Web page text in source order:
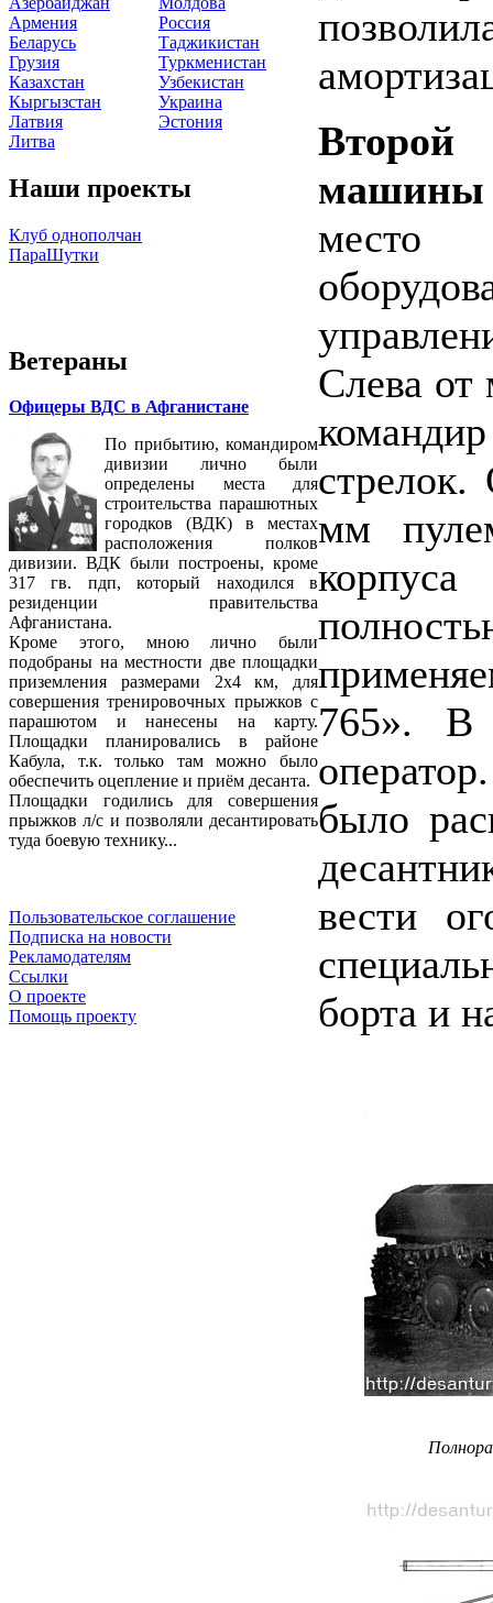
Армения
Беларусь
Грузия
Казахстан
Кыргызстан
Латвия
Литва
Россия
Таджикистан
Туркменистан
Узбекистан
Украина
Эстония
Наши проекты
Клуб однополчан
ПараШутки
Ветераны
Офицеры ВДС в Афганистане
По прибытию, командиром
дивизии лично были
определены места для
строительства парашютных
городков (ВДК) в местах
расположения полков
дивизии. ВДК были построены, кроме
317 гв. пдп, который находился в
резиденции правительства
Афганистана.
Кроме этого, мною лично были
подобраны на местности две площадки
приземления размерами 2х4 км, для
совершения тренировочных прыжков с
парашютом и нанесены на карту.
Площадки планировались в районе
Кабула, т.к. только там можно было
обеспечить оцепление и приём десанта.
Площадки годились для совершения
прыжков л/с и позволяли десантировать
туда боевую технику...
Пользовательское соглашение
Подписка на новости
Рекламодателям
Ссылки
О проекте
Помощь проекту
Второй
машины
место
Слева от
мм
765». В
было
вести
борта и